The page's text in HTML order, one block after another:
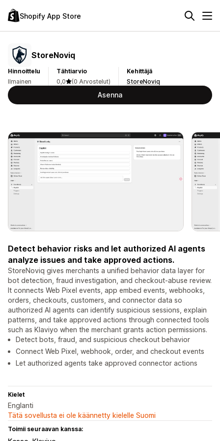
Shopify App Store
StoreNoviq
Hinnoittelu
Ilmainen
Tähtiarvio
0,0
(0 Arvostelut)
Kehittäjä
StoreNoviq
Asenna
Detect behavior risks and let authorized AI agents
analyze issues and take approved actions.
StoreNoviq gives merchants a unified behavior data layer for
bot detection, fraud investigation, and checkout-abuse review.
It connects Web Pixel events, app embed events, webhooks,
orders, checkouts, customers, and connector data so
authorized AI agents can identify suspicious sessions, explain
patterns, and take approved actions through connected tools
such as Klaviyo when the merchant grants action permissions.
Detect bots, fraud, and suspicious checkout behavior
Connect Web Pixel, webhook, order, and checkout events
Let authorized agents take approved connector actions
Kielet
Englanti
Tätä sovellusta ei ole käännetty kielelle Suomi
Toimii seuraavan kanssa: